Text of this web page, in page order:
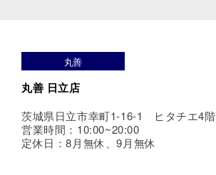
丸善
丸善 日立店
茨城県日立市幸町1-16-1 ヒタチエ4階
営業時間：10:00~20:00
定休日：8月無休、9月無休